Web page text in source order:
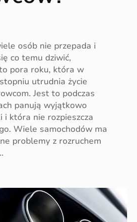
osób nie przepada i
co temu dziwić,
pora roku, która w
utrudnia życie
Jest to podczas
panują wyjątkowo
która nie rozpieszcza
Wiele samochodów ma
problemy z rozruchem